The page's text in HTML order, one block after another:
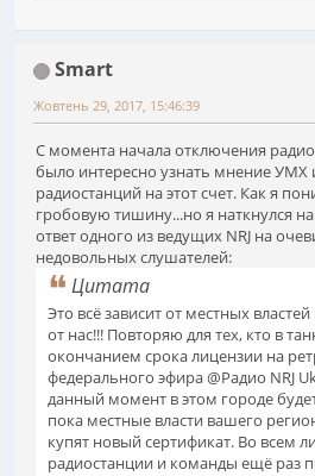
Smart
Жовтень 29, 2017, 15:46:39
С момента начала отключения
было интересно узнать мнение УМХ
радиостанций на этот счет. Как я
гробовую тишину...но я наткнулся
ответ одного из ведущих NRJ на
недовольных слушателей:
Цитата
Это всё зависит от местных
от нас!!! Повторяю для тех, кто в
окончанием срока лицензии на
федерального эфира @Радио NRJ
данный момент в этом городе
пока местные власти вашего
купят новый сертификат. Во всем
радиостанции и команды ещё раз